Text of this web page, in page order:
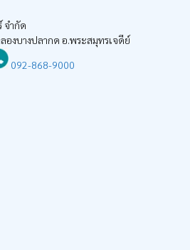
จำกัด
งบางปลากด อ.พระสมุทรเจดีย์
092-868-9000